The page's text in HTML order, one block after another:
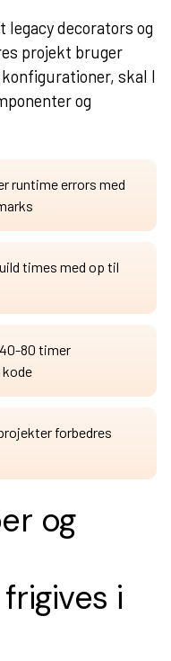
decorators og
projekt bruger
skal I
og
runtime errors med
times med op til
80 timer
kode
forbedres
og
i